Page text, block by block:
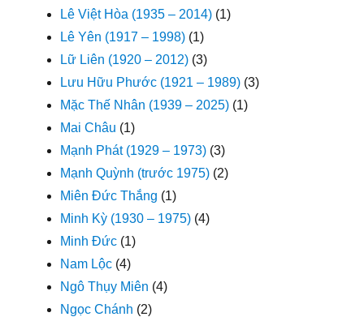
Lê Việt Hòa (1935 – 2014) (1)
Lê Yên (1917 – 1998) (1)
Lữ Liên (1920 – 2012) (3)
Lưu Hữu Phước (1921 – 1989) (3)
Mặc Thế Nhân (1939 – 2025) (1)
Mai Châu (1)
Mạnh Phát (1929 – 1973) (3)
Mạnh Quỳnh (trước 1975) (2)
Miên Đức Thắng (1)
Minh Kỳ (1930 – 1975) (4)
Minh Đức (1)
Nam Lộc (4)
Ngô Thụy Miên (4)
Ngọc Chánh (2)